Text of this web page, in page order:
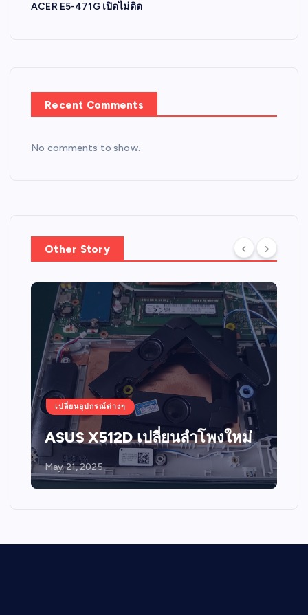
ACER E5-471G เปิดไม่ติด
Recent Comments
No comments to show.
Other Story
เปลี่ยนอุปกรณ์ต่างๆ
ASUS X512D เปลี่ยนลำโพงใหม่
May 21, 2025